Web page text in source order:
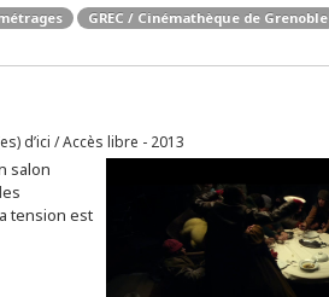
GREC / Cinémathèque de Grenoble
d’ici / Accès libre - 2013
salon
tension est